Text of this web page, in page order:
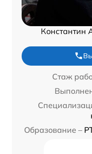
Константин
Стаж
Образование –